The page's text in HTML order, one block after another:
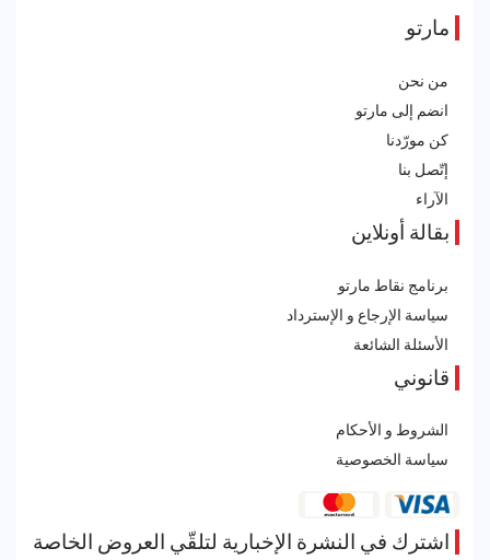
مارتو
من نحن
انضم إلى مارتو
كن مورّدنا
إتّصل بنا
الآراء
بقالة أونلاين
برنامج نقاط مارتو
سياسة الإرجاع و الإسترداد
الأسئلة الشائعة
قانوني
الشروط و الأحكام
سياسة الخصوصية
اشترك في النشرة الإخبارية لتلقّي العروض الخاصة